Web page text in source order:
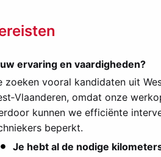
ervaring en vaardigheden?
zoeken vooral kandidaten uit
omdat onze
kunnen we efficiënte
beperkt.
Je hebt al de nodige